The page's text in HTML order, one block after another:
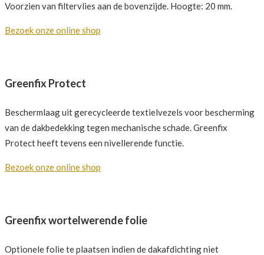
Voorzien van filtervlies aan de bovenzijde. Hoogte: 20 mm.
Bezoek onze online shop
Greenfix Protect
Beschermlaag uit gerecycleerde textielvezels voor bescherming
van de dakbedekking tegen mechanische schade. Greenfix
Protect heeft tevens een nivellerende functie.
Bezoek onze online shop
Greenfix wortelwerende folie
Optionele folie te plaatsen indien de dakafdichting niet